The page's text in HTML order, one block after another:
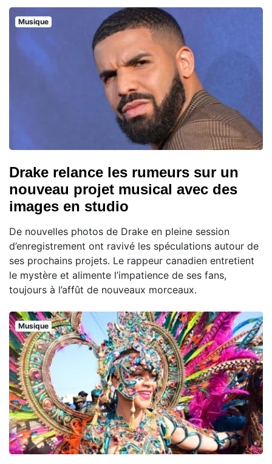
Musique
Drake relance les rumeurs sur un
nouveau projet musical avec des
images en studio
De nouvelles photos de Drake en pleine session
d’enregistrement ont ravivé les spéculations autour de
ses prochains projets. Le rappeur canadien entretient
le mystère et alimente l’impatience de ses fans,
toujours à l’affût de nouveaux morceaux.
Musique